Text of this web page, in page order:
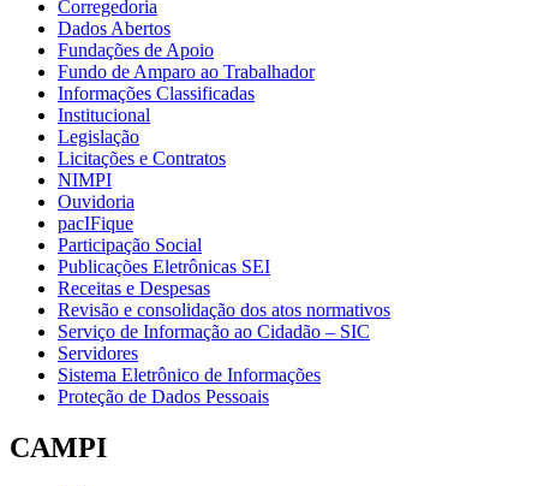
Corregedoria
Dados Abertos
Fundações de Apoio
Fundo de Amparo ao Trabalhador
Informações Classificadas
Institucional
Legislação
Licitações e Contratos
NIMPI
Ouvidoria
pacIFique
Participação Social
Publicações Eletrônicas SEI
Receitas e Despesas
Revisão e consolidação dos atos normativos
Serviço de Informação ao Cidadão – SIC
Servidores
Sistema Eletrônico de Informações
Proteção de Dados Pessoais
CAMPI